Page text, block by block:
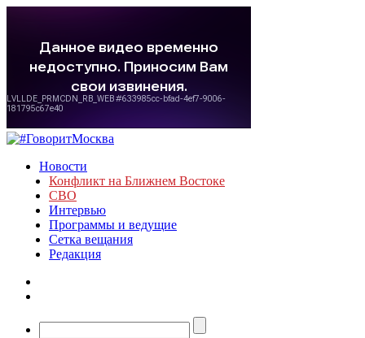
Новости
Конфликт на Ближнем Востоке
СВО
Интервью
Программы и ведущие
Сетка вещания
Редакция